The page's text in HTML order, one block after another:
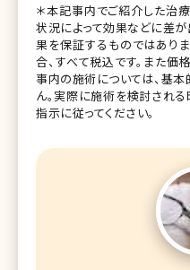
＊本記事内でご紹介した治
状況によって効果などに差が
果を保証するものではあり
合、すべて税込です。また価
事内の施術については、基
ん。実際に施術を検討される
指示に従ってください。